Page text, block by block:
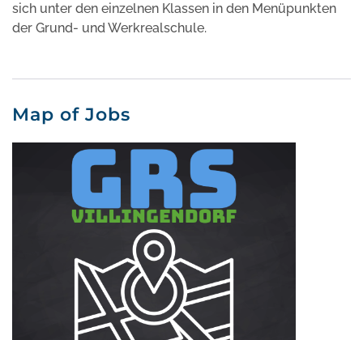
sich unter den einzelnen Klassen in den Menüpunkten
der Grund- und Werkrealschule.
Map of Jobs